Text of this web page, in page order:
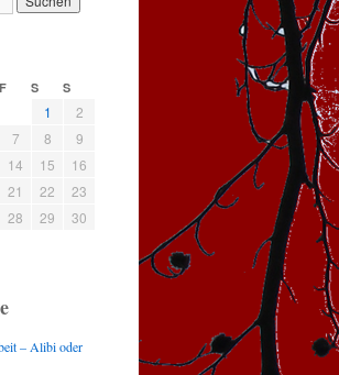
F S S
1
2
7 8
9
14 15
16
21 22
23
28 29
30
– Alibi oder